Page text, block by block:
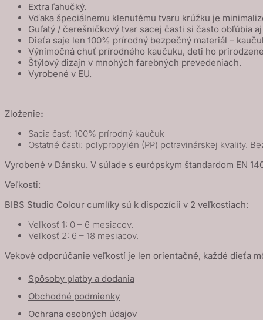
veľkosť
Vanilla
Extra ľahučký.
Vďaka špeciálnemu klenutému tvaru krúžku je
Guľatý / čerešničkový tvar sacej časti si často obľúbia
Dieťa saje len 100% prírodný bezpečný materiál –
Výnimočná chuť prírodného kaučuku, deti ho
Štýlový dizajn v mnohých farebných prevedeniach.
Vyrobené v EU.
Zloženie:
Sacia časť: 100% prírodný kaučuk
Ostatné časti: polypropylén (PP) potravinárskej kvality.
Vyrobené v Dánsku. V súlade s európskym štandardom EN
Veľkosti:
BIBS Studio Colour cumlíky sú k dispozícii v 2 veľkostiach:
Veľkosť 1: 0 – 6 mesiacov.
Veľkosť 2: 6 – 18 mesiacov.
Vekové odporúčanie veľkostí je len orientačné, každé dieťa
Spôsoby platby a dodania
Obchodné podmienky
Ochrana osobných údajov